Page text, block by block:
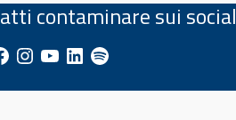
contaminare sui social
Instagram
YouTube
LinkedInSpotify